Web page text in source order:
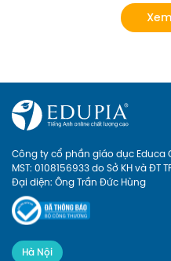
cô giỏi của Edupia Pro (Edupia
Tutor). Chương trình hoàn toàn
miễn phí vì vậy ba mẹ đăng ký
Công ty cổ phần giáo dục Educa
MST: 0108156933 do Sở KH và
Đại diện: Ông Trần Đức Hùng
Hà Nội